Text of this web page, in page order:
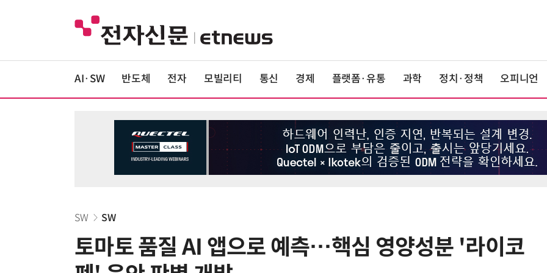
AI·SW 반도체 전자 모빌리티 통신 경제 플랫폼·유통 과학 정치·정책 오피니언
SW SW
토마토 품질 AI 앱으로 예측…핵심 영양성분 '라이코
앤트로픽·오픈AI 이어 메타도…AI